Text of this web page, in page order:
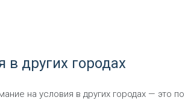
других городах
на условия в других городах — это